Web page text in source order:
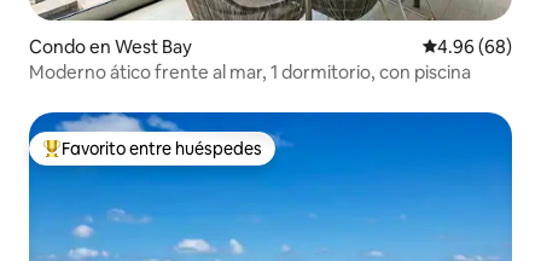
Condo en West Bay Calificación
4.96 (68)
Moderno ático frente al mar, 1 dormitorio, con piscina
Favorito entre huéspedes preferido
Favorito entre huéspedes